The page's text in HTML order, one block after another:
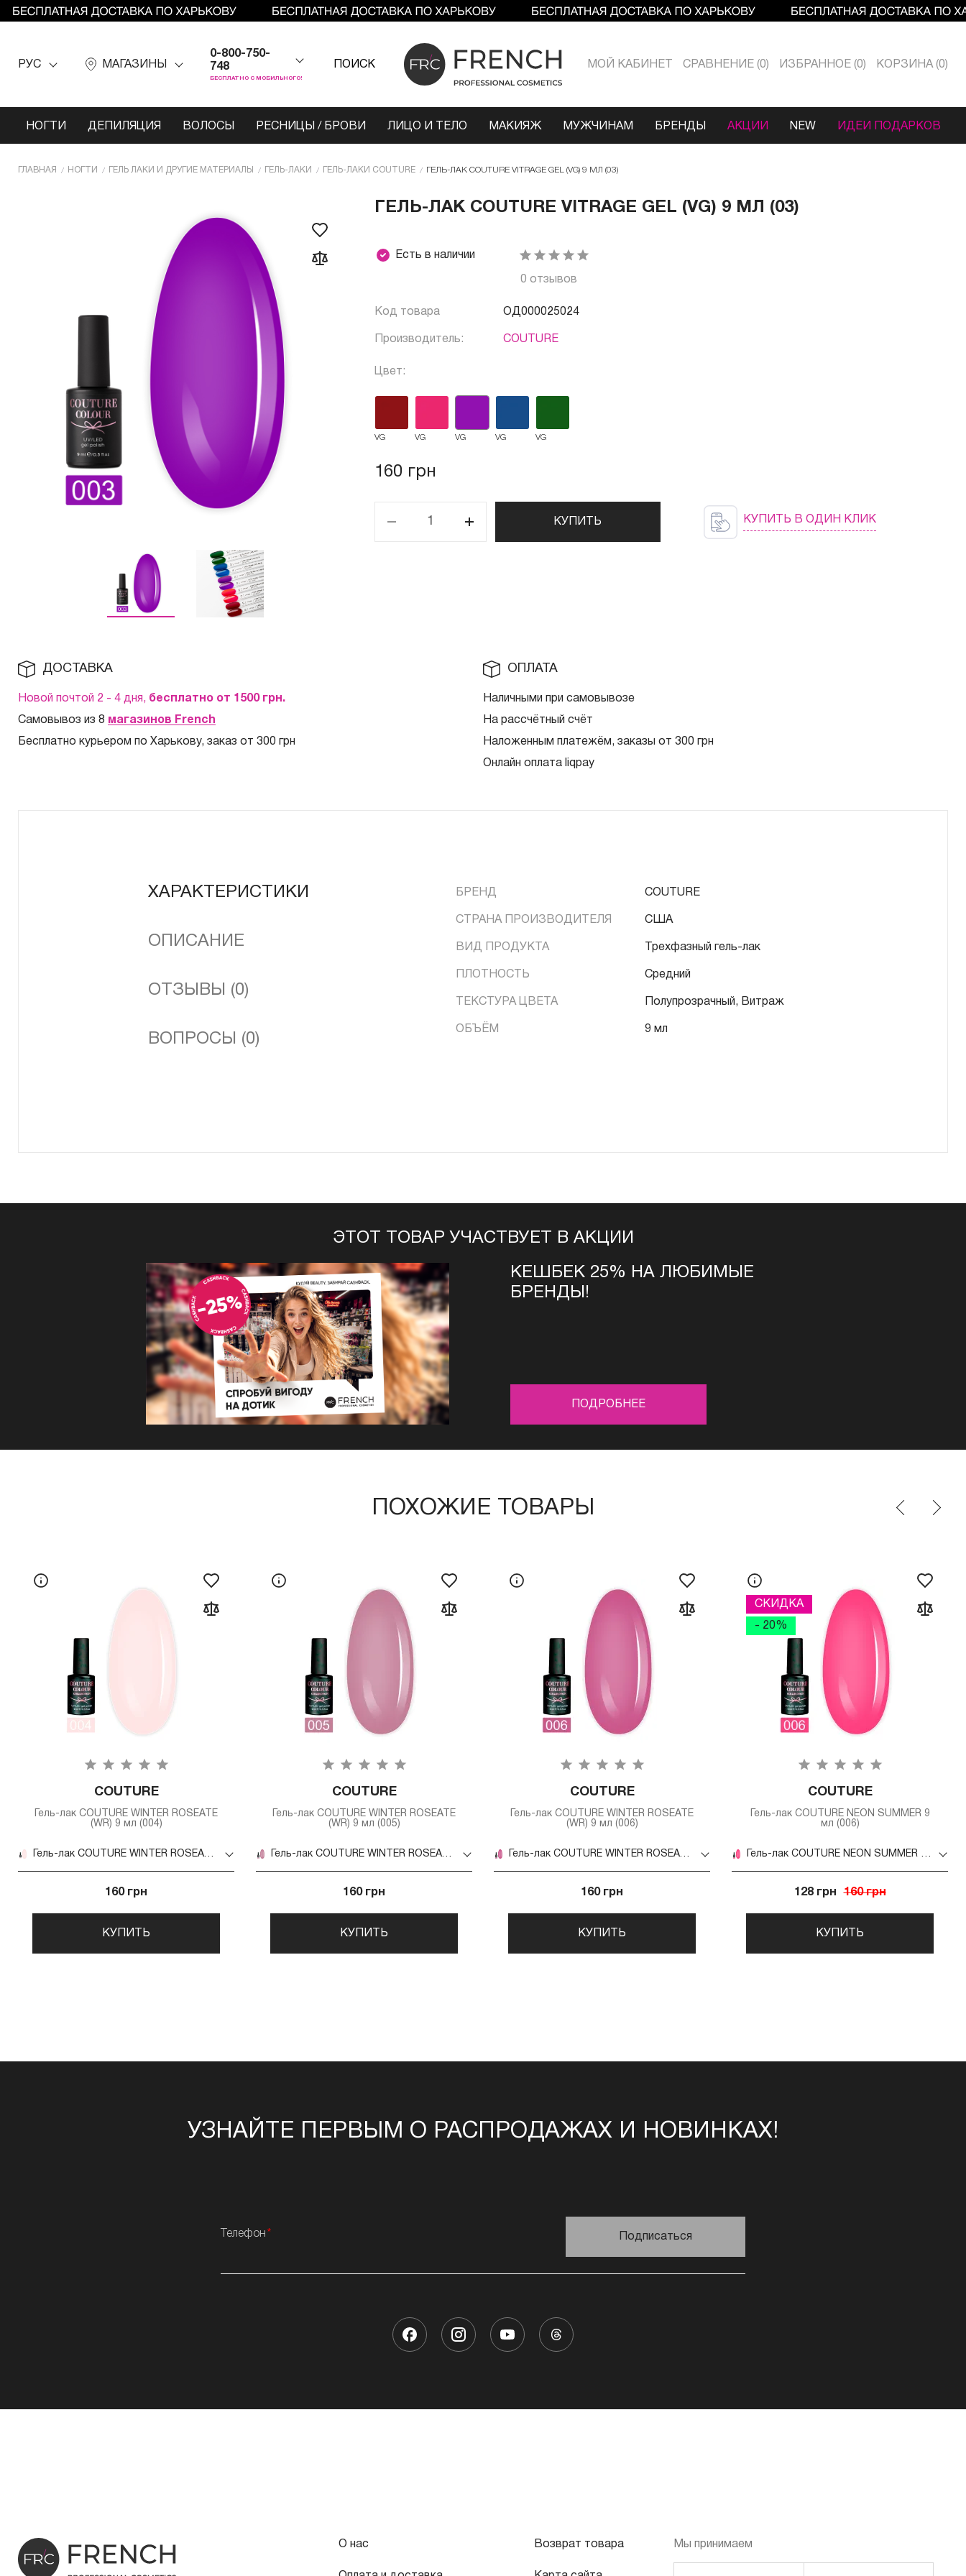
РУС МАГАЗИНЫ
0-800-750-
748
БЕСПЛАТНО С МОБИЛЬНОГО!
ПОИСК МОЙ КАБИНЕТ СРАВНЕНИЕ 0 ИЗБРАННОЕ 0 КОРЗИНА 0
НОГТИ ДЕПИЛЯЦИЯ ВОЛОСЫ РЕСНИЦЫ / БРОВИ ЛИЦО И ТЕЛО МАКИЯЖ МУЖЧИНАМ БРЕНДЫ АКЦИИ NEW ИДЕИ ПОДАРКОВ
ГЛАВНАЯ НОГТИ ГЕЛЬ ЛАКИ И ДРУГИЕ МАТЕРИАЛЫ ГЕЛЬ-ЛАКИ ГЕЛЬ-ЛАКИ COUTURE ГЕЛЬ-ЛАК COUTURE VITRAGE GEL (VG) 9 МЛ (03)
ГЕЛЬ-ЛАК COUTURE VITRAGE GEL (VG) 9 МЛ (03)
Есть в наличии
0 отзывов
Код товара ОД000025024
Производитель: COUTURE
Цвет:
VG VG VG VG VG
160 грн
КУПИТЬ КУПИТЬ В ОДИН КЛИК
ДОСТАВКА
Новой почтой 2 - 4 дня, бесплатно от 1500 грн.
Самовывоз из 8 магазинов French
Бесплатно курьером по Харькову, заказ от 300 грн
ОПЛАТА
Наличными при самовывозе
На рассчётный счёт
Наложенным платежём, заказы от 300 грн
Онлайн оплата liqpay
ХАРАКТЕРИСТИКИ
ОПИСАНИЕ
ОТЗЫВЫ (0)
ВОПРОСЫ (0)
БРЕНД COUTURE
СТРАНА ПРОИЗВОДИТЕЛЯ США
ВИД ПРОДУКТА Трехфазный гель-лак
ПЛОТНОСТЬ Средний
ТЕКСТУРА ЦВЕТА Полупрозрачный, Витраж
ОБЪЁМ 9 мл
ЭТОТ ТОВАР УЧАСТВУЕТ В АКЦИИ
КЕШБЕК 25% НА ЛЮБИМЫЕ
БРЕНДЫ!
ПОДРОБНЕЕ
ПОХОЖИЕ ТОВАРЫ
COUTURE
Гель-лак COUTURE WINTER ROSEATE
(WR) 9 мл (004)
Гель-лак COUTURE WINTER ROSEATE (WR) 9 мл (004)
160 грн
КУПИТЬ
COUTURE
Гель-лак COUTURE WINTER ROSEATE
(WR) 9 мл (005)
Гель-лак COUTURE WINTER ROSEATE (WR) 9 мл (005)
160 грн
КУПИТЬ
COUTURE
Гель-лак COUTURE WINTER ROSEATE
(WR) 9 мл (006)
Гель-лак COUTURE WINTER ROSEATE (WR) 9 мл (006)
160 грн
КУПИТЬ
СКИДКА
- 20%
COUTURE
Гель-лак COUTURE NEON SUMMER 9
мл (006)
Гель-лак COUTURE NEON SUMMER 9 мл (006)
128 грн 160 грн
КУПИТЬ
УЗНАЙТЕ ПЕРВЫМ О РАСПРОДАЖАХ И НОВИНКАХ!
Телефон Подписаться
О нас Возврат товара Мы принимаем